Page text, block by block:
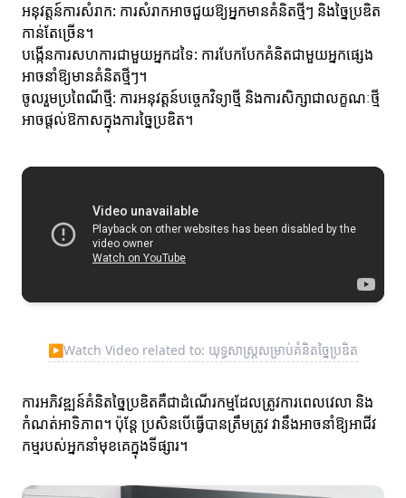
អនុវត្តន៍ការសំរាក: ការសំរាកអាចជួយឱ្យអ្នកមានគំនិតថ្មីៗ និងច្នៃប្រឌិត
កាន់តែច្រើន។
បង្កើនការសហការជាមួយអ្នកដទៃ: ការបែកបែកគំនិតជាមួយអ្នកផ្សេង
អាចនាំឱ្យមានគំនិតថ្មីៗ។
ចូលរួមប្រពៃណីថ្មី: ការអនុវត្តន៍បច្ចេកវិទ្យាថ្មី និងការសិក្សាជាលក្ខណៈថ្មី
អាចផ្តល់ឱកាសក្នុងការច្នៃប្រឌិត។
▶Watch Video related to: យុទ្ធសាស្ត្រ​សម្រាប់គំនិតច្នៃប្រឌិត
ការអភិវឌ្ឍន៍គំនិតច្នៃប្រឌិតគឺជាដំណើរកម្មដែលត្រូវការពេលវេលា និង
កំណត់អាទិភាព។ ប៉ុន្តែ ប្រសិនបើធ្វើបានត្រឹមត្រូវ វានឹងអាចនាំឱ្យអាជីវ
កម្មរបស់អ្នកនាំមុខគេក្នុងទីផ្សារ។